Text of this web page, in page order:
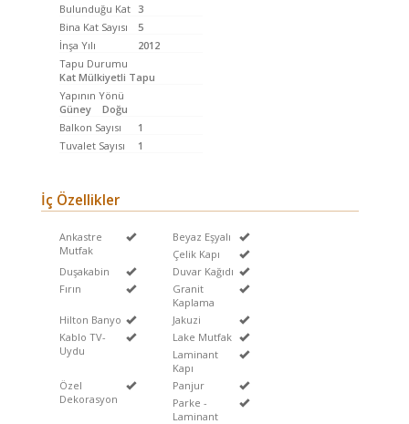
Bulunduğu Kat 3
Bina Kat Sayısı
5
İnşa Yılı
2012
Tapu Durumu
Kat Mülkiyetli Tapu
Yapının Yönü
Güney
Doğu
Balkon Sayısı
1
Tuvalet Sayısı
1
İç Özellikler
Ankastre
Mutfak
Beyaz Eşyalı
Çelik Kapı
Duşakabin
Duvar Kağıdı
Fırın
Granit
Kaplama
Hilton Banyo
Jakuzi
Kablo TV-
Uydu
Lake Mutfak
Laminant
Kapı
Özel
Dekorasyon
Panjur
Parke -
Laminant